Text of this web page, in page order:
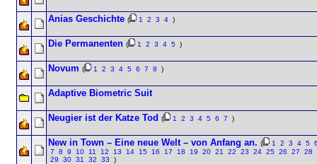
Anias Geschichte ( 1 2 3 4 )
Die Permanenten ( 1 2 3 4 5 )
Novum ( 1 2 3 4 5 6 7 8 )
Adaptive Biometric Suit
Neugier ist der Katze Tod ( 1 2 3 4 5 6 7 )
New in Town – Eine neue Welt – von Anfang an. ( 1 2 3 4 5
7
8 9 10 11 12 13 14 15 16 17 18 19 20 21 22 23 24 25 26 27
28
29
30 31 32 33 )